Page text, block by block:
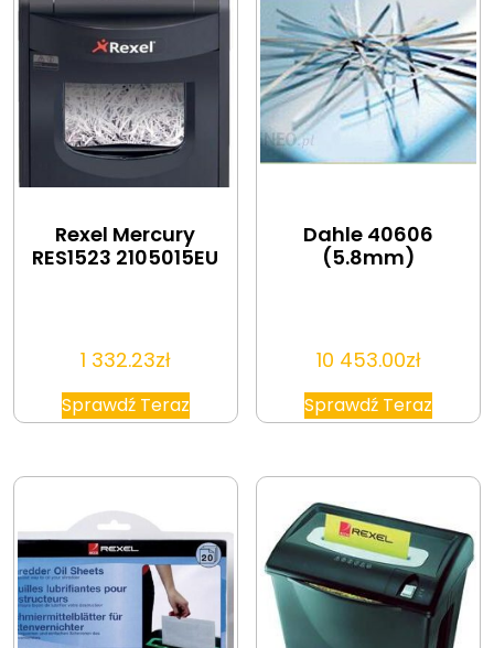
Rexel Mercury
RES1523 2105015EU
1 332.23zł
Sprawdź Teraz
Dahle 40606
(5.8mm)
10 453.00zł
Sprawdź Teraz